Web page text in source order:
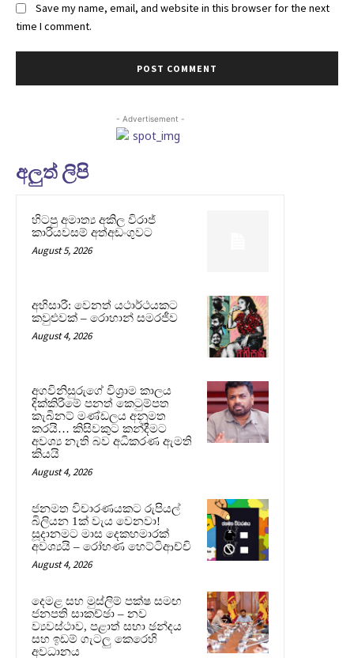
Save my name, email, and website in this browser for the next
time I comment.
- Advertisement -
අලුත් ලිපි
හිටපු අමාත්‍ය අකිල විරාජ්
කාරියවසම් අත්අඩංගුවට
August 5, 2026
අභිසාරී: වෙනත් යථාර්ථයකට
කවුළුවක් – රොහාන් සමරජීව
August 4, 2026
අගවිනිසුරුගේ විශ්‍රාම කාලය
දික්කිරීමේ පනත් කෙටුම්පත
කැබිනට් මණ්ඩලය අනුමත
කරයි… කිසිවකුට කන්දීමට
අවශ්‍ය නැති බව අධිකරණ ඇමති
කියයි
August 4, 2026
ජනමත විචාරණයකට රුපියල්
බිලියන 1ක් වැය වෙනවා!
සූදානමට මාස දෙකහමාරක්
අවශ්‍යයි – රෝහණ හෙට්ටිආච්චි
August 4, 2026
දෙමළ සහ මුස්ලිම් පක්ෂ සමඟ
ජනපති සාකච්ඡා – නව
ව්‍යවස්ථාව, පළාත් සභා ඡන්දය
සහ ඉඩම් ගැටලු කෙරෙහි
අවධානය